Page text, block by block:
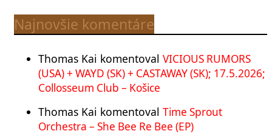
Najnovšie komentáre
Thomas Kai komentoval VICIOUS RUMORS
(USA) + WAYD (SK) + CASTAWAY (SK); 17.5.2026;
Collosseum Club – Košice
Thomas Kai komentoval Time Sprout
Orchestra – She Bee Re Bee (EP)